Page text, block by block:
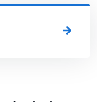
vill hyra en bil.